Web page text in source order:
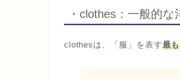
・clothes：一般的な
clothesは、「服」を表す最